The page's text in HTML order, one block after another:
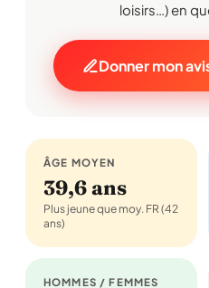
loisirs…) en
Donner mon
ÂGE MOYEN
39,6 ans
Plus jeune que moy. FR (42
ans)
HOMMES / FEMMES